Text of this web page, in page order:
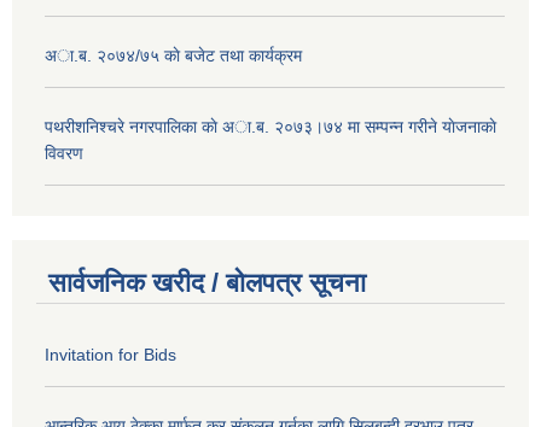
अा.ब. २०७४/७५ काे बजेट तथा कार्यक्रम
पथरीशनिश्चरे नगरपालिका काे अा.ब. २०७३।७४ मा सम्पन्न गरीने याेजनाकाे
विवरण
सार्वजनिक खरीद / बोलपत्र सूचना
Invitation for Bids